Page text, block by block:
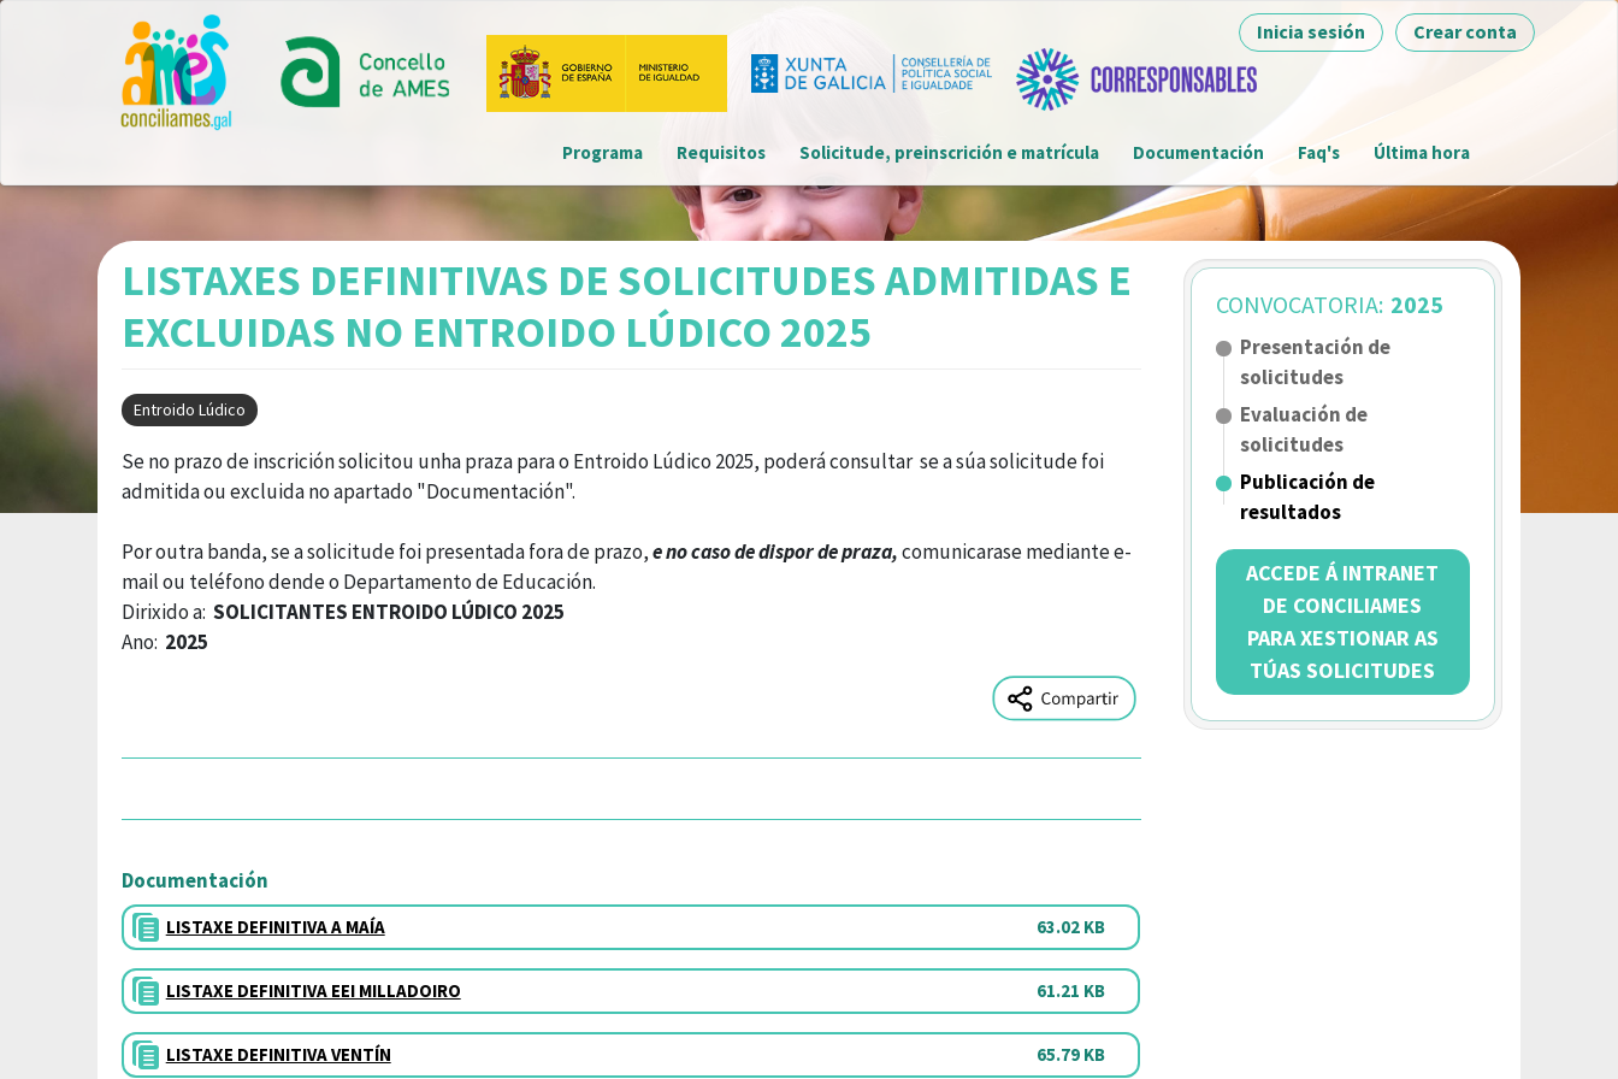
Inicia sesión Crear conta
Menú
convocatoria
Programa Requisitos Solicitude, preinscrición e matrícula Documentación Faq's Última hora
LISTAXES DEFINITIVAS DE SOLICITUDES ADMITIDAS E
EXCLUIDAS NO ENTROIDO LÚDICO 2025
Entroido Lúdico
Se no prazo de inscrición solicitou unha praza para o Entroido Lúdico 2025, poderá consultar se a súa solicitude foi
admitida ou excluida no apartado "Documentación".
Por outra banda, se a solicitude foi presentada fora de prazo,e no caso de dispor de praza,comunicarase mediante e-
mail ou teléfono dende o Departamento de Educación.
Dirixido a: SOLICITANTES ENTROIDO LÚDICO 2025
Ano: 2025
Documentación
LISTAXE DEFINITIVA A MAÍA 63.02 KB
LISTAXE DEFINITIVA EEI MILLADOIRO 61.21 KB
LISTAXE DEFINITIVA VENTÍN 65.79 KB
CONVOCATORIA: 2025
Presentación de
solicitudes
Evaluación de
solicitudes
Publicación de
resultados
ACCEDE Á INTRANET
DE CONCILIAMES
PARA XESTIONAR AS
TÚAS SOLICITUDES